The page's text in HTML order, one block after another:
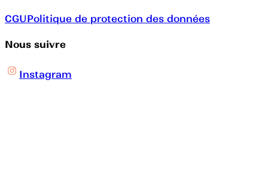
CGUPolitique de protection des données
Nous suivre
Instagram